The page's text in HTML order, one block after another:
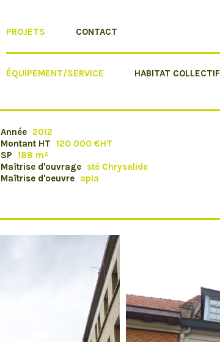
PROJETS
ÉQUIPEMENT/SERVICE HABITAT COLLECTIF
CONTACT
Année 2012
Montant HT 120 000 €HT
SP 188 m²
Maîtrise d'ouvrage sté Chrysalide
Maîtrise d'oeuvre apla